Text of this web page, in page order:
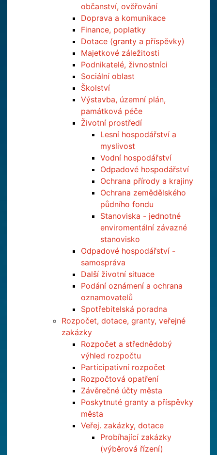
občanství, ověřování
Doprava a komunikace
Finance, poplatky
Dotace (granty a příspěvky)
Majetkové záležitosti
Podnikatelé, živnostníci
Sociální oblast
Školství
Výstavba, územní plán,
památková péče
Životní prostředí
Lesní hospodářství a
myslivost
Vodní hospodářství
Odpadové hospodářství
Ochrana přírody a krajiny
Ochrana zemědělského
půdního fondu
Stanoviska - jednotné
enviromentální závazné
stanovisko
Odpadové hospodářství -
samospráva
Další životní situace
Podání oznámení a ochrana
oznamovatelů
Spotřebitelská poradna
Rozpočet, dotace, granty, veřejné
zakázky
Rozpočet a střednědobý
výhled rozpočtu
Participativní rozpočet
Rozpočtová opatření
Závěrečné účty města
Poskytnuté granty a příspěvky
města
Veřej. zakázky, dotace
Probíhající zakázky
(výběrová řízení)